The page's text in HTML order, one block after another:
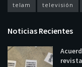
telam televisión
Noticias Recientes